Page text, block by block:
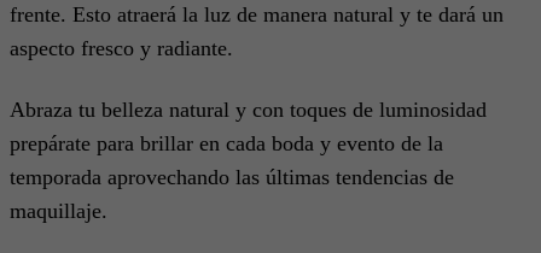
frente. Esto atraerá la luz de manera natural y te dará un
aspecto fresco y radiante.
Abraza tu belleza natural y con toques de luminosidad
prepárate para brillar en cada boda y evento de la
temporada aprovechando las últimas tendencias de
maquillaje.